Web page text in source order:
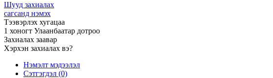
Шууд захиалах
сагсанд нэмэх
Тээвэрлэх хугацаа
1 хоногт Улаанбаатар дотроо
Захиалах заавар
Хэрхэн захиалах вэ?
Нэмэлт мэдээлэл
Сэтгэгдэл (0)